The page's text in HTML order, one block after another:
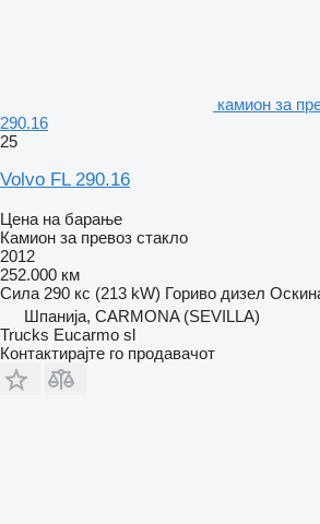
камион за
290.16
25
Volvo FL 290.16
Цена на барање
Камион за превоз стакло
2012
252.000 км
Сила 290 кс (213 kW) Гориво дизел
Шпанија, CARMONA (SEVILLA)
Trucks Eucarmo sl
Контактирајте го продавачот